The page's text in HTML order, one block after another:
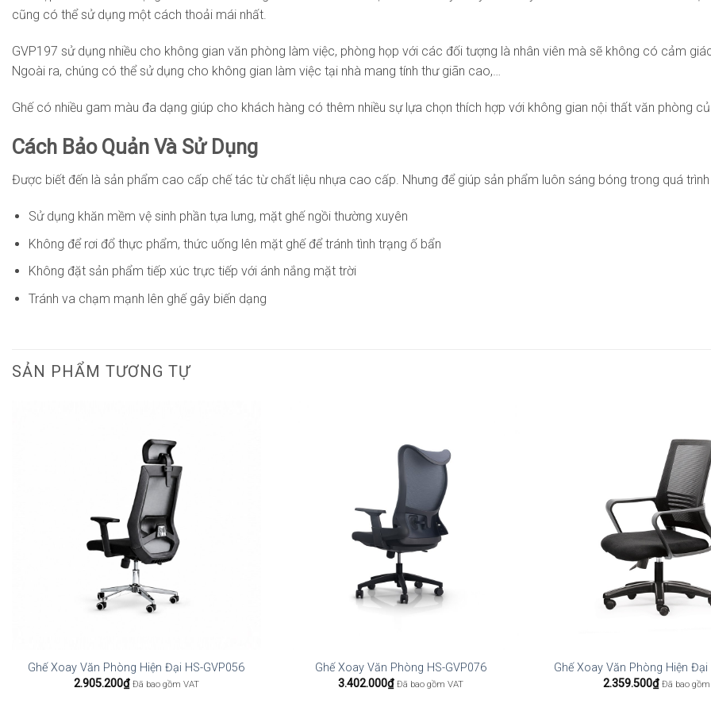
cũng có thể sử dụng một cách thoải mái nhất.
GVP197 sử dụng nhiều cho không gian văn phòng làm việc, phòng họp với các đối tượng là nhân viên mà sẽ không có cảm
Ngoài ra, chúng có thể sử dụng cho không gian làm việc tại nhà mang tính thư giãn cao,…
Ghế có nhiều gam màu đa dạng giúp cho khách hàng có thêm nhiều sự lựa chọn thích hợp với không gian nội thất văn phòng
Cách Bảo Quản Và Sử Dụng
Được biết đến là sản phẩm cao cấp chế tác từ chất liệu nhựa cao cấp. Nhưng để giúp sản phẩm luôn sáng bóng trong quá
Sử dụng khăn mềm vệ sinh phần tựa lưng, mặt ghế ngồi thường xuyên
Không để rơi đổ thực phẩm, thức uống lên mặt ghế để tránh tình trạng ố bẩn
Không đặt sản phẩm tiếp xúc trực tiếp với ánh nắng mặt trời
Tránh va chạm mạnh lên ghế gây biến dạng
SẢN PHẨM TƯƠNG TỰ
Ghế Xoay Văn Phòng Hiện Đại HS-GVP056
2.905.200₫ Đã bao gồm VAT
Ghế Xoay Văn Phòng HS-GVP076
3.402.000₫ Đã bao gồm VAT
Ghế Xoay Văn Phòng Hiện Đại
2.359.500₫ Đã bao gồm